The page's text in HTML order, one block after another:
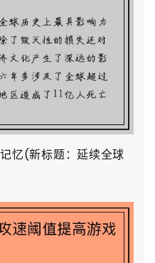
忆(新标题：延续全球